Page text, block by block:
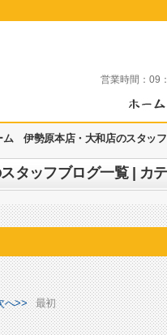
営業時間： 09
ム 伊勢原本店・大和店のスタッ
タッフブログ一覧 | カ
へ>> 最初